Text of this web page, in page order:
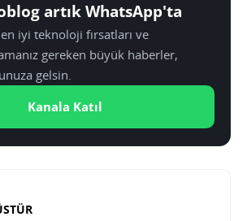
artık WhatsApp'ta
iyi teknoloji fırsatları ve
gereken büyük haberler,
gelsin.
Kanala Katıl